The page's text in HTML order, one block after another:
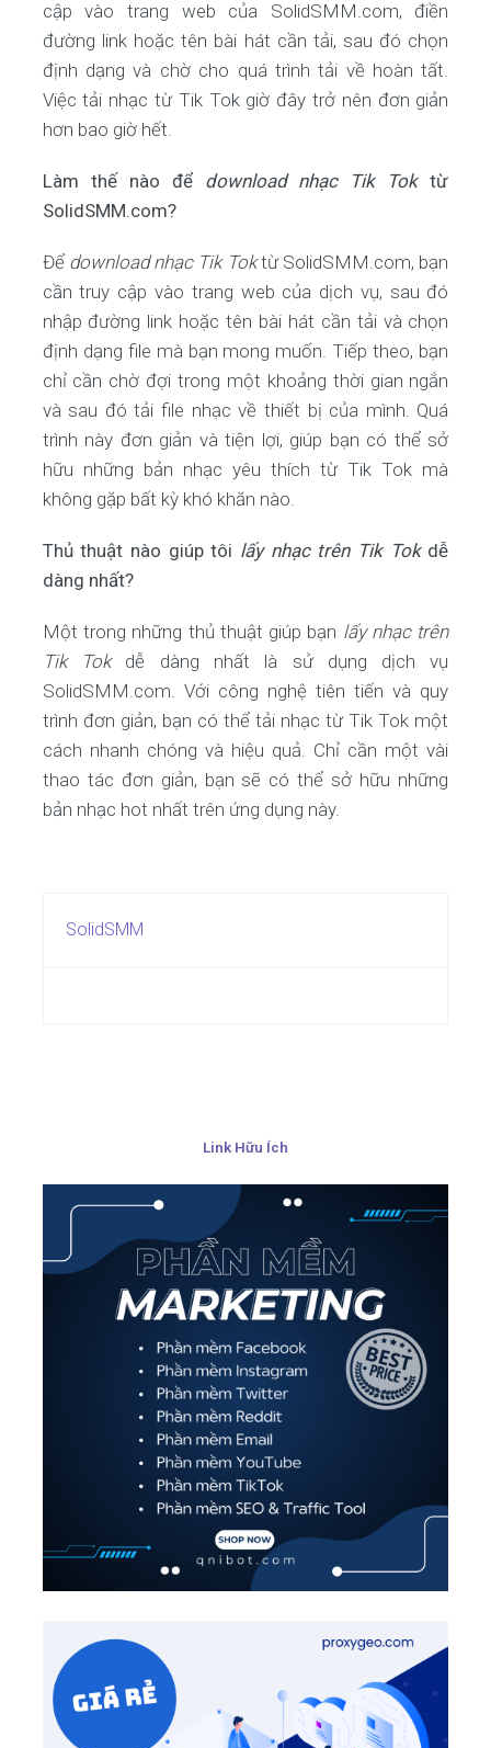
cập vào trang web của SolidSMM.com, điền
đường link hoặc tên bài hát cần tải, sau đó chọn
định dạng và chờ cho quá trình tải về hoàn tất.
Việc tải nhạc từ Tik Tok giờ đây trở nên đơn giản
hơn bao giờ hết.
Làm thế nào để download nhạc Tik Toktừ
SolidSMM.com?
Để download nhạc Tik Toktừ SolidSMM.com, bạn
cần truy cập vào trang web của dịch vụ, sau đó
nhập đường link hoặc tên bài hát cần tải và chọn
định dạng file mà bạn mong muốn. Tiếp theo, bạn
chỉ cần chờ đợi trong một khoảng thời gian ngắn
và sau đó tải file nhạc về thiết bị của mình. Quá
trình này đơn giản và tiện lợi, giúp bạn có thể sở
hữu những bản nhạc yêu thích từ Tik Tok mà
không gặp bất kỳ khó khăn nào.
Thủ thuật nào giúp tôi lấy nhạc trên Tik Tokdễ
dàng nhất?
Một trong những thủ thuật giúp bạn lấy nhạc trên
Tik Tokdễ dàng nhất là sử dụng dịch vụ
SolidSMM.com. Với công nghệ tiên tiến và quy
trình đơn giản, bạn có thể tải nhạc từ Tik Tok một
cách nhanh chóng và hiệu quả. Chỉ cần một vài
thao tác đơn giản, bạn sẽ có thể sở hữu những
bản nhạc hot nhất trên ứng dụng này.
SolidSMM
Link Hữu Ích